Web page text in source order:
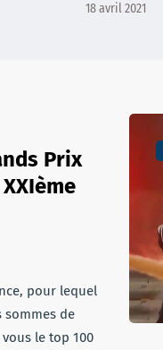
18 avril 2021
Prix
pour lequel
sommes de
le top 100